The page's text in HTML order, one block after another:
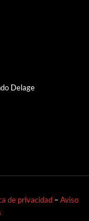
Delage
de privacidad –Aviso